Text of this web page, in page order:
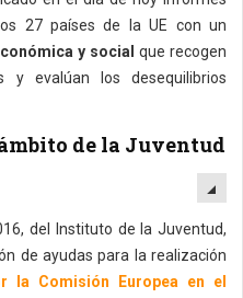
27 países de la UE con un
y social que recogen
y evalúan los desequilibrios
de la Juventud
del Instituto de la Juventud,
de ayudas para la realización
la Comisión Europea en el